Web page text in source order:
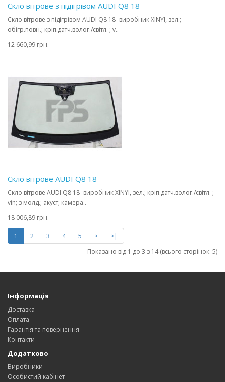
Скло вітрове з підігрівом AUDI Q8 18-
Скло вітрове з підігрівом AUDI Q8 18- виробник XINYI, зел.;
обігр.повн.; кріп.датч.волог./світл. ; v..
12 660,99 грн.
Скло вітрове AUDI Q8 18-
Скло вітрове AUDI Q8 18- виробник XINYI, зел.; кріп.датч.волог./світл. ;
vin; з молд.; акуст; камера..
18 006,89 грн.
1 2 3 4 5 >
>|
Показано від 1 до 3 з 14 (всього сторінок: 5)
Інформація
Доставка
Оплата
Гарантія та повернення
Контакти
Додатково
Виробники
Особистий кабінет